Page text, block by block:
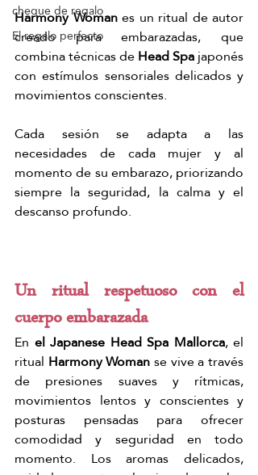
cheque de regalo
El regalo perfecto
Harmony Woman es un ritual de autor
creado para embarazadas, que
combina técnicas de Head Spa japonés
con estímulos sensoriales delicados y
movimientos conscientes.
Cada sesión se adapta a las
necesidades de cada mujer y al
momento de su embarazo, priorizando
siempre la seguridad, la calma y el
descanso profundo.
Un ritual respetuoso con el
cuerpo embarazada
En el Japanese Head Spa Mallorca, el
ritual Harmony Woman se vive a través
de presiones suaves y rítmicas,
movimientos lentos y conscientes y
posturas pensadas para ofrecer
comodidad y seguridad en todo
momento. Los aromas delicados,